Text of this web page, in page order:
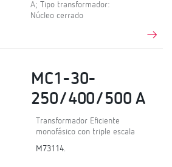
A; Tipo transformador:
Núcleo cerrado
MC1-30-
250/400/500 A
Transformador Eficiente
monofásico con triple escala
M73114.